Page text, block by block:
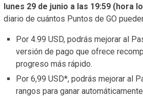
lunes 29 de junio a las 19:59 (hora
diario de cuántos Puntos de GO
Por 4.99 USD, podrás mejorar al
versión de pago que ofrece
progreso más rápido.
Por 6,99 USD*, podrás mejorar al
rangos para ganar